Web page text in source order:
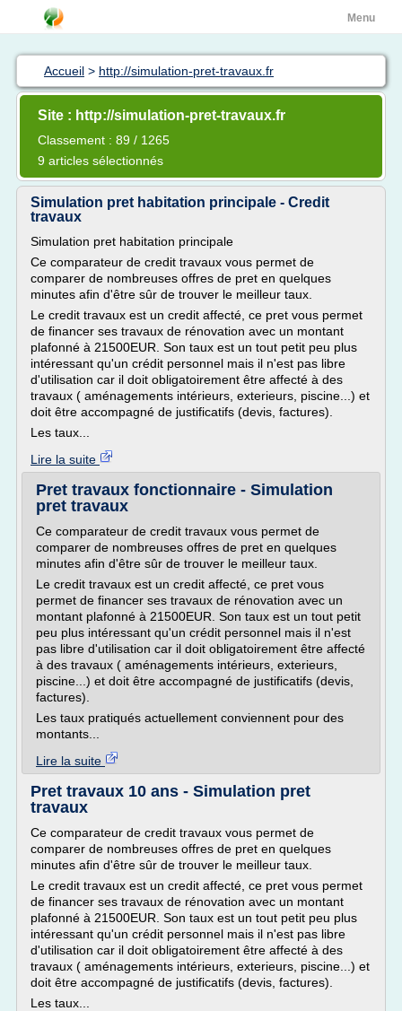
Menu
Accueil > http://simulation-pret-travaux.fr
Site : http://simulation-pret-travaux.fr
Classement : 89 / 1265
9 articles sélectionnés
Simulation pret habitation principale - Credit
travaux
Simulation pret habitation principale
Ce comparateur de credit travaux vous permet de
comparer de nombreuses offres de pret en quelques
minutes afin d'être sûr de trouver le meilleur taux.
Le credit travaux est un credit affecté, ce pret vous permet
de financer ses travaux de rénovation avec un montant
plafonné à 21500EUR. Son taux est un tout petit peu plus
intéressant qu'un crédit personnel mais il n'est pas libre
d'utilisation car il doit obligatoirement être affecté à des
travaux ( aménagements intérieurs, exterieurs, piscine...) et
doit être accompagné de justificatifs (devis, factures).
Les taux...
Lire la suite
Pret travaux fonctionnaire - Simulation
pret travaux
Ce comparateur de credit travaux vous permet de
comparer de nombreuses offres de pret en quelques
minutes afin d'être sûr de trouver le meilleur taux.
Le credit travaux est un credit affecté, ce pret vous
permet de financer ses travaux de rénovation avec un
montant plafonné à 21500EUR. Son taux est un tout petit
peu plus intéressant qu'un crédit personnel mais il n'est
pas libre d'utilisation car il doit obligatoirement être affecté
à des travaux ( aménagements intérieurs, exterieurs,
piscine...) et doit être accompagné de justificatifs (devis,
factures).
Les taux pratiqués actuellement conviennent pour des
montants...
Lire la suite
Pret travaux 10 ans - Simulation pret
travaux
Ce comparateur de credit travaux vous permet de
comparer de nombreuses offres de pret en quelques
minutes afin d'être sûr de trouver le meilleur taux.
Le credit travaux est un credit affecté, ce pret vous permet
de financer ses travaux de rénovation avec un montant
plafonné à 21500EUR. Son taux est un tout petit peu plus
intéressant qu'un crédit personnel mais il n'est pas libre
d'utilisation car il doit obligatoirement être affecté à des
travaux ( aménagements intérieurs, exterieurs, piscine...) et
doit être accompagné de justificatifs (devis, factures).
Les taux...